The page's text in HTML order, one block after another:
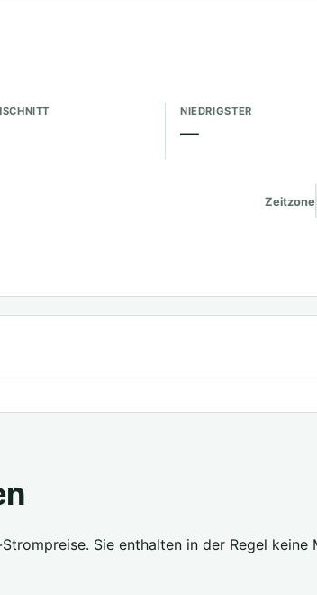
NIEDRIGSTER
—
Zeitzone
Sie enthalten in der Regel